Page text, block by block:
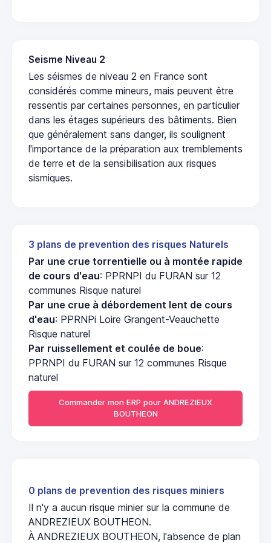
Seisme Niveau 2
Les séismes de niveau 2 en France sont
considérés comme mineurs, mais peuvent être
ressentis par certaines personnes, en particulier
dans les étages supérieurs des bâtiments. Bien
que généralement sans danger, ils soulignent
l'importance de la préparation aux tremblements
de terre et de la sensibilisation aux risques
sismiques.
3 plans de prevention des risques Naturels
Par une crue torrentielle ou à montée rapide
de cours d'eau: PPRNPI du FURAN sur 12
communes Risque naturel
Par une crue à débordement lent de cours
d'eau: PPRNPi Loire Grangent-Veauchette
Risque naturel
Par ruissellement et coulée de boue:
PPRNPI du FURAN sur 12 communes Risque
naturel
Commander mon ERP pour ANDREZIEUX
BOUTHEON
0 plans de prevention des risques miniers
Il n'y a aucun risque minier sur la commune de
ANDREZIEUX BOUTHEON.
À ANDREZIEUX BOUTHEON, l'absence de plan